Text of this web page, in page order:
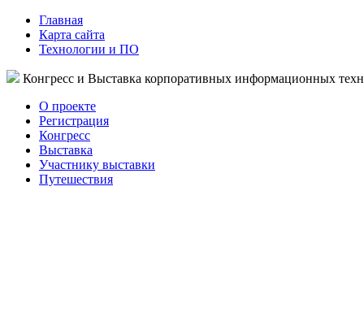
Главная
Карта сайта
Технологии и ПО
Конгресс и Выставка корпоративных информационных
О проекте
Регистрация
Конгресс
Выставка
Участнику выставки
Путешествия